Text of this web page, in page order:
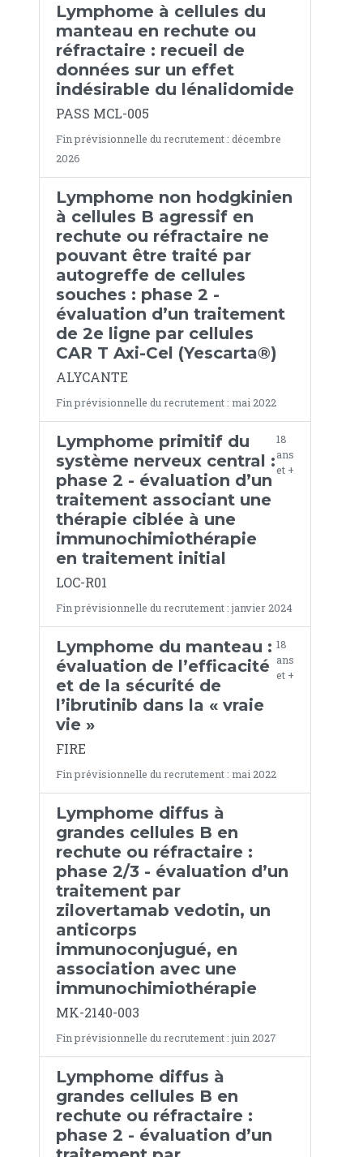
Lymphome à cellules du
manteau en rechute ou
réfractaire : recueil de
données sur un effet
indésirable du lénalidomide
PASS MCL-005
Fin prévisionnelle du recrutement : décembre
2026
Lymphome non hodgkinien
à cellules B agressif en
rechute ou réfractaire ne
pouvant être traité par
autogreffe de cellules
souches : phase 2 -
évaluation d’un traitement
de 2e ligne par cellules
CAR T Axi-Cel (Yescarta®)
ALYCANTE
Fin prévisionnelle du recrutement : mai 2022
Lymphome primitif du
système nerveux central :
phase 2 - évaluation d’un
traitement associant une
thérapie ciblée à une
immunochimiothérapie
en traitement initial
18
ans
et +
LOC-R01
Fin prévisionnelle du recrutement : janvier 2024
Lymphome du manteau :
évaluation de l’efficacité
et de la sécurité de
l’ibrutinib dans la « vraie
vie »
18
ans
et +
FIRE
Fin prévisionnelle du recrutement : mai 2022
Lymphome diffus à
grandes cellules B en
rechute ou réfractaire :
phase 2/3 - évaluation d’un
traitement par
zilovertamab vedotin, un
anticorps
immunoconjugué, en
association avec une
immunochimiothérapie
MK-2140-003
Fin prévisionnelle du recrutement : juin 2027
Lymphome diffus à
grandes cellules B en
rechute ou réfractaire :
phase 2 - évaluation d’un